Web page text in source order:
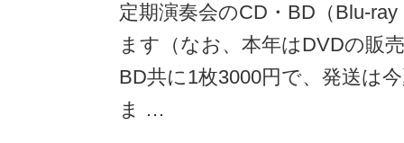
定期演奏会のCD・BD（Blu-
ます（なお、本年はDVDの販
BD共に1枚3000円で、発送は
ま …